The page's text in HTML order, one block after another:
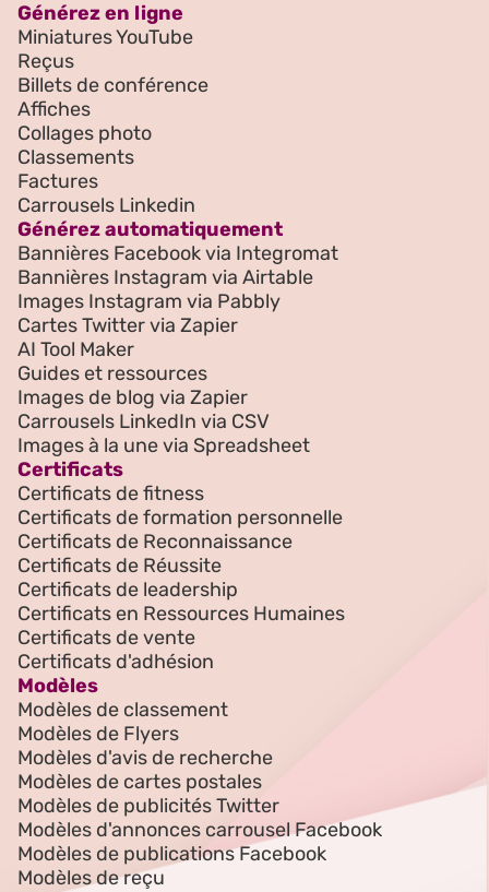
Générez en ligne
Miniatures YouTube
Reçus
Billets de conférence
Affiches
Collages photo
Classements
Factures
Carrousels Linkedin
Générez automatiquement
Bannières Facebook via Integromat
Bannières Instagram via Airtable
Images Instagram via Pabbly
Cartes Twitter via Zapier
AI Tool Maker
Guides et ressources
Images de blog via Zapier
Carrousels LinkedIn via CSV
Images à la une via Spreadsheet
Certificats
Certificats de fitness
Certificats de formation personnelle
Certificats de Reconnaissance
Certificats de Réussite
Certificats de leadership
Certificats en Ressources Humaines
Certificats de vente
Certificats d'adhésion
Modèles
Modèles de classement
Modèles de Flyers
Modèles d'avis de recherche
Modèles de cartes postales
Modèles de publicités Twitter
Modèles d'annonces carrousel Facebook
Modèles de publications Facebook
Modèles de reçu